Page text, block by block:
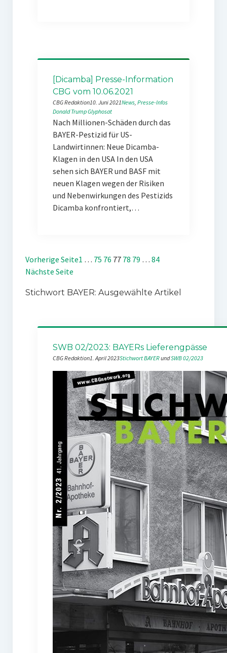
[Dicamba] Presse-Information
CBG vom 10.06.2021
CBG Redaktion10. Juni 2021News, Presse-Infos
Donald TrumpGlyphosat
Nach Millionen-Schäden durch das
BAYER-Pestizid für US-
Landwirtinnen: Neue Dicamba-
Klagen in den USA In den USA
sehen sich BAYER und BASF mit
neuen Klagen wegen der Risiken
und Nebenwirkungen des Pestizids
Dicamba konfrontiert,…
Vorherige Seite1 … 75 76 77 78 79 … 84
Nächste Seite
Stichwort BAYER: Ausgewählte Artikel
SWB 02/2023: BAYERs Lieferengpässe
CBG Redaktion1. April 2023Stichwort BAYER und SWB 02/2023